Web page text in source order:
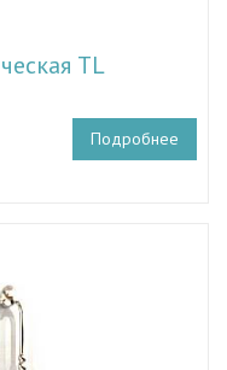
TL
Подробнее